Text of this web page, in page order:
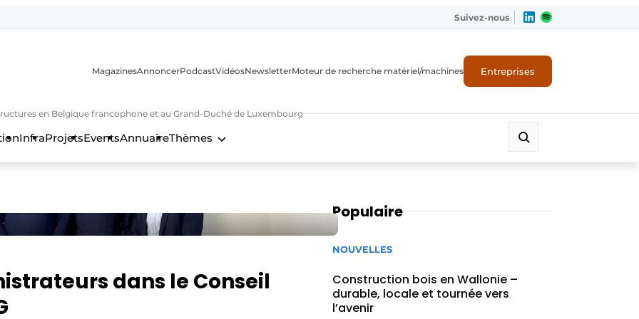
Suivez-nous
en Belgique francophone et au Grand-Duché de Luxembourg
MagazinesAnnoncerPodcastVidéosNewsletterMoteur de recherche matériel/machines Entreprises
InfraProjetsEventsAnnuaireThèmes
dans le Conseil
Populaire
NOUVELLES
Construction bois en Wallonie –
durable, locale et tournée vers
l’avenir